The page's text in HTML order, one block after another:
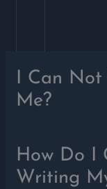
I Can
Me?
How Do I
Writing